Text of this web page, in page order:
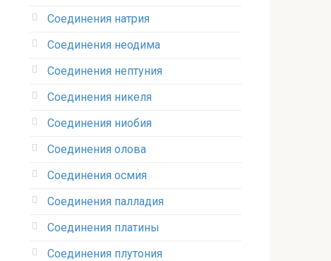
Соединения натрия‎
Соединения неодима‎
Соединения нептуния‎
Соединения никеля‎
Соединения ниобия‎
Соединения олова‎
Соединения осмия‎
Соединения палладия‎
Соединения платины‎
Соединения плутония‎